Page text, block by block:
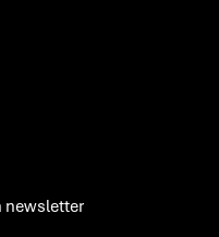
newsletter